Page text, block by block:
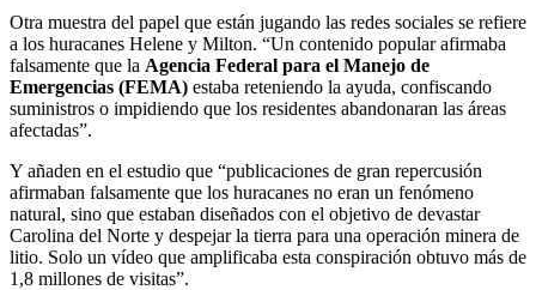
Otra muestra del papel que están jugando las redes sociales se refiere
a los huracanes Helene y Milton. “Un contenido popular afirmaba
falsamente que la Agencia Federal para el Manejo de
Emergencias (FEMA) estaba reteniendo la ayuda, confiscando
suministros o impidiendo que los residentes abandonaran las áreas
afectadas”.
Y añaden en el estudio que “publicaciones de gran repercusión
afirmaban falsamente que los huracanes no eran un fenómeno
natural, sino que estaban diseñados con el objetivo de devastar
Carolina del Norte y despejar la tierra para una operación minera de
litio. Solo un vídeo que amplificaba esta conspiración obtuvo más de
1,8 millones de visitas”.